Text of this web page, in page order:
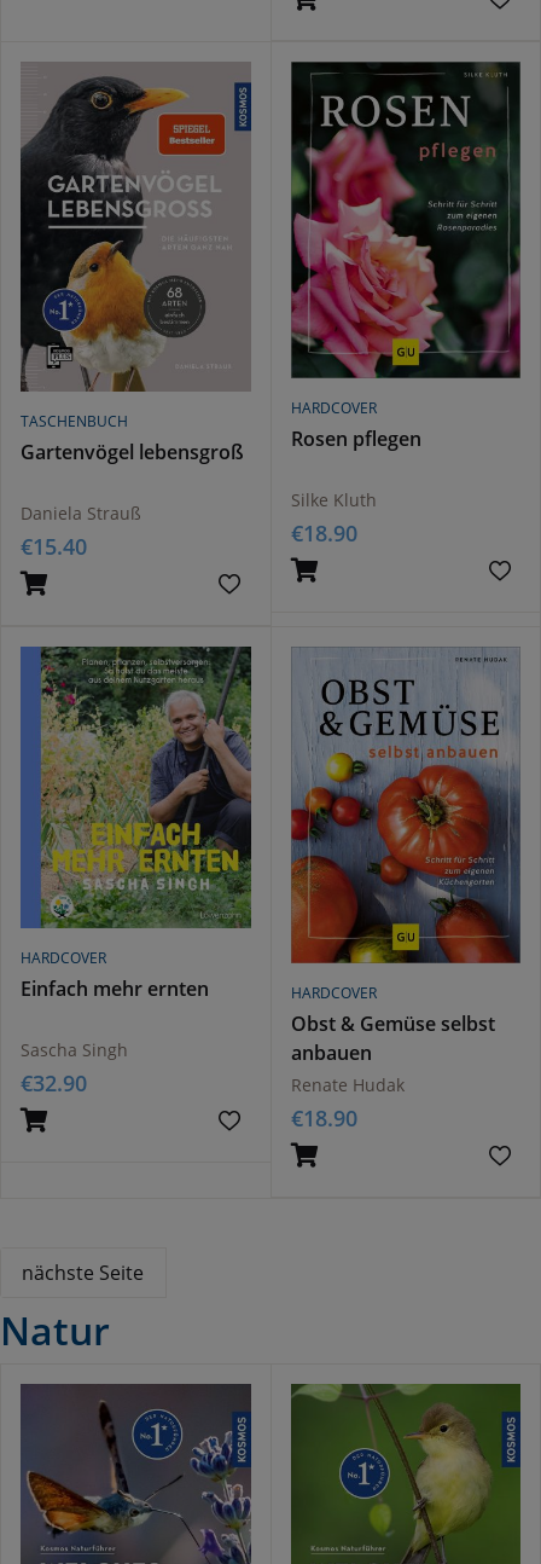
TASCHENBUCH
Gartenvögel lebensgroß
Daniela Strauß
€15.40
HARDCOVER
Rosen pflegen
Silke Kluth
€18.90
HARDCOVER
Einfach mehr ernten
Sascha Singh
€32.90
HARDCOVER
Obst & Gemüse selbst
anbauen
Renate Hudak
€18.90
nächste Seite
Natur